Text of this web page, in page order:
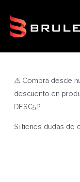
contenido
⚠ Compra desde
descuento en
DESC5P
Si tienes dudas de